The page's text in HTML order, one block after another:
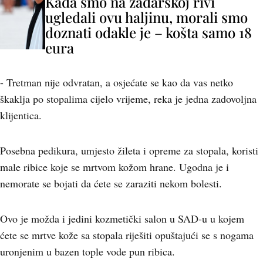
ugledali ovu haljinu, morali smo
doznati odakle je – košta samo 18
eura
- Tretman nije odvratan, a osjećate se kao da vas netko
škaklja po stopalima cijelo vrijeme, reka je jedna zadovoljna
klijentica.
Posebna pedikura, umjesto žileta i opreme za stopala, koristi
male ribice koje se mrtvom kožom hrane. Ugodna je i
nemorate se bojati da ćete se zaraziti nekom bolesti.
Ovo je možda i jedini kozmetički salon u SAD-u u kojem
ćete se mrtve kože sa stopala riješiti opuštajući se s nogama
uronjenim u bazen tople vode pun ribica.